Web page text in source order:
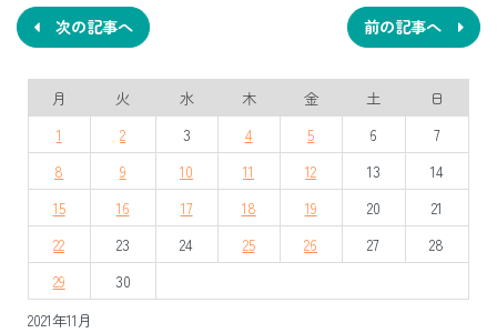
ナ
ビ
ゲ
ー
シ
ョ
ン
前の記事へ
次の記事へ
2021年11月
月 火 水 木 金 土
日
1
2 3 4 5 6
7
8
9 10 11 12 13
14
15
16 17 18 19 20
21
22
23 24 25 26 27
28
29
30